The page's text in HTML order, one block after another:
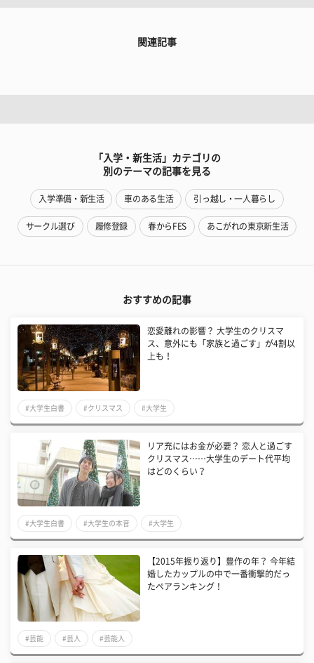
関連記事
「入学・新生活」カテゴリの
別のテーマの記事を見る
入学準備・新生活 車のある生活 引っ越し・一人暮らし
サークル選び 履修登録 春からFES あこがれの東京新生活
おすすめの記事
恋愛離れの影響？ 大学生のクリスマ
ス、意外にも「家族と過ごす」が4割以
上も！
#大学生白書 #クリスマス #大学生
リア充にはお金が必要？ 恋人と過ごす
クリスマス……大学生のデート代平均
はどのくらい？
#大学生白書 #大学生の本音 #大学生
【2015年振り返り】豊作の年？ 今年結
婚したカップルの中で一番衝撃的だっ
たペアランキング！
#芸能 #芸人 #芸能人